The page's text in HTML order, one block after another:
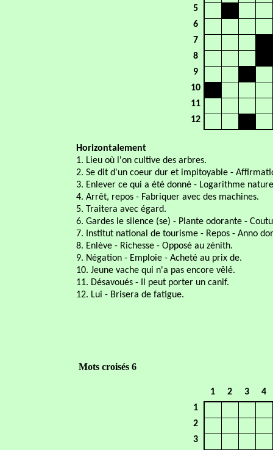
5
6
7
8
9
10
11
12
Horizontalement
1. Lieu où l'on cultive des arbres.
2. Se dit d'un coeur dur et impitoyable -
3. Enlever ce qui a été donné - Logarithme
4. Arrêt, repos - Fabriquer avec des machines.
5. Traitera avec égard.
6. Gardes le silence (se) - Plante odorante -
7. Institut national de tourisme - Repos - Anno
8. Enlève - Richesse - Opposé au zénith.
9. Négation - Emploie - Acheté au prix de.
10. Jeune vache qui n'a pas encore vêlé.
11. Désavoués - Il peut porter un canif.
12. Lui - Brisera de fatigue.
Mots croisés 6
1 2 3
4
1
2
3